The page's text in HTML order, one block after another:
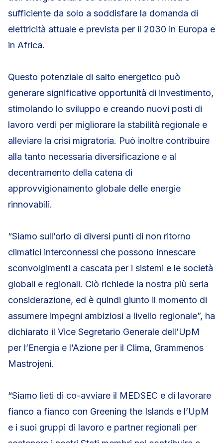
sufficiente da solo a soddisfare la domanda di
elettricità attuale e prevista per il 2030 in Europa e
in Africa.
Questo potenziale di salto energetico può
generare significative opportunità di investimento,
stimolando lo sviluppo e creando nuovi posti di
lavoro verdi per migliorare la stabilità regionale e
alleviare la crisi migratoria. Può inoltre contribuire
alla tanto necessaria diversificazione e al
decentramento della catena di
approvvigionamento globale delle energie
rinnovabili.
“Siamo sull’orlo di diversi punti di non ritorno
climatici interconnessi che possono innescare
sconvolgimenti a cascata per i sistemi e le società
globali e regionali. Ciò richiede la nostra più seria
considerazione, ed è quindi giunto il momento di
assumere impegni ambiziosi a livello regionale”, ha
dichiarato il Vice Segretario Generale dell’UpM
per l’Energia e l’Azione per il Clima, Grammenos
Mastrojeni.
“Siamo lieti di co-avviare il MEDSEC e di lavorare
fianco a fianco con Greening the Islands e l’UpM
e i suoi gruppi di lavoro e partner regionali per